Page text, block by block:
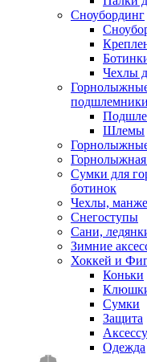
Сноубординг
Чехлы
подшлемники
Шлемы
Горнолыжная
Сумки для
ботинок
Чехлы,
Снегоступы
Сани,
Зимние
Хоккей и
Коньки
Сумки
Защита
Одежда